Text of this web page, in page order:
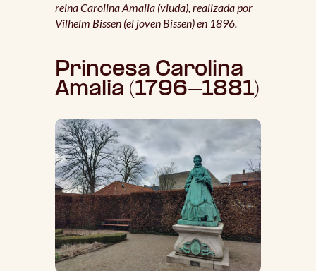
reina Carolina Amalia (viuda), realizada por
Vilhelm Bissen (el joven Bissen) en 1896.
Princesa Carolina
Amalia (1796-1881)